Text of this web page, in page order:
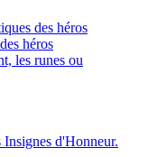
des héros
héros
les runes ou
Insignes d'Honneur.